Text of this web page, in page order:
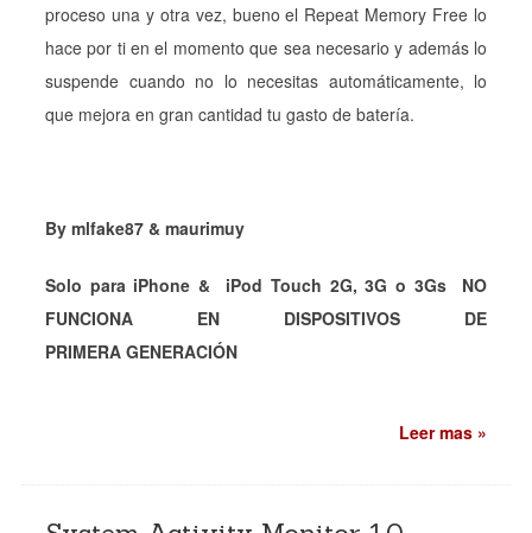
proceso una y otra vez, bueno el Repeat Memory Free lo
hace por ti en el momento que sea necesario y además lo
suspende cuando no lo necesitas automáticamente, lo
que mejora en gran cantidad tu gasto de batería.
By mlfake87 & maurimuy
Solo para iPhone & iPod Touch 2G, 3G o 3Gs NO
FUNCIONA EN DISPOSITIVOS DE
PRIMERA GENERACIÓN
Leer mas »